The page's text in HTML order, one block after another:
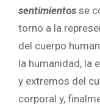
sentimientos se
torno a la
del cuerpo
la humanidad, la
y extremos del
corporal y,